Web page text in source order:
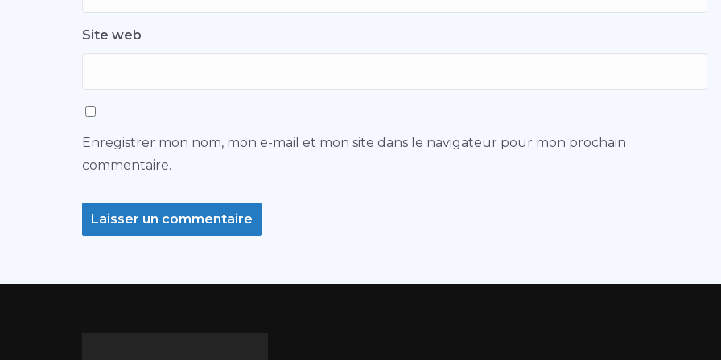
Site web
Enregistrer mon nom, mon e-mail et mon site dans le navigateur pour mon prochain
commentaire.